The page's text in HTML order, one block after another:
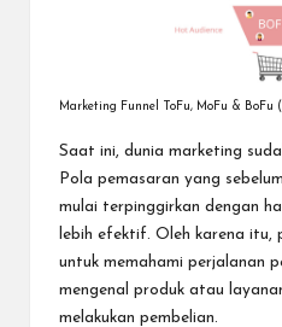
Marketing Funnel ToFu, MoFu & BoFu
Saat ini, dunia marketing
Pola pemasaran yang
mulai terpinggirkan dengan
lebih efektif. Oleh karena itu,
untuk memahami perjalanan
mengenal produk atau
melakukan pembelian.